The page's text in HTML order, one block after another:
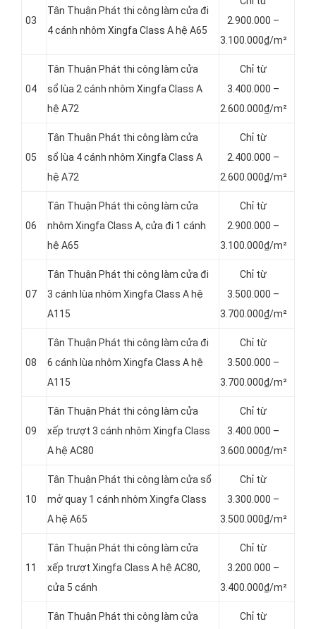
03
Tân Thuận Phát thi công làm cửa đi
4 cánh nhôm Xingfa Class A hệ A65
2.900.000 –
3.100.000₫/m²
04
Tân Thuận Phát thi công làm cửa
sổ lùa 2 cánh nhôm Xingfa Class A
hệ A72
Chỉ từ
3.400.000 –
2.600.000₫/m²
05
Tân Thuận Phát thi công làm cửa
sổ lùa 4 cánh nhôm Xingfa Class A
hệ A72
Chỉ từ
2.400.000 –
2.600.000₫/m²
06
Tân Thuận Phát thi công làm cửa
nhôm Xingfa Class A, cửa đi 1 cánh
hệ A65
Chỉ từ
2.900.000 –
3.100.000₫/m²
07
Tân Thuận Phát thi công làm cửa đi
3 cánh lùa nhôm Xingfa Class A hệ
A115
Chỉ từ
3.500.000 –
3.700.000₫/m²
08
Tân Thuận Phát thi công làm cửa đi
6 cánh lùa nhôm Xingfa Class A hệ
A115
Chỉ từ
3.500.000 –
3.700.000₫/m²
09
Tân Thuận Phát thi công làm cửa
xếp trượt 3 cánh nhôm Xingfa Class
A hệ AC80
Chỉ từ
3.400.000 –
3.600.000₫/m²
10
Tân Thuận Phát thi công làm cửa sổ
mở quay 1 cánh nhôm Xingfa Class
A hệ A65
Chỉ từ
3.300.000 –
3.500.000₫/m²
11
Tân Thuận Phát thi công làm cửa
xếp trượt Xingfa Class A hệ AC80,
cửa 5 cánh
Chỉ từ
3.200.000 –
3.400.000₫/m²
Tân Thuận Phát thi công làm cửa
Chỉ từ